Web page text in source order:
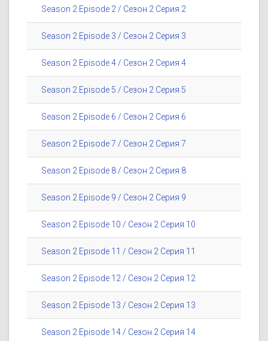
Season 2 Episode 2 / Сезон 2 Серия 2
Season 2 Episode 3 / Сезон 2 Серия 3
Season 2 Episode 4 / Сезон 2 Серия 4
Season 2 Episode 5 / Сезон 2 Серия 5
Season 2 Episode 6 / Сезон 2 Серия 6
Season 2 Episode 7 / Сезон 2 Серия 7
Season 2 Episode 8 / Сезон 2 Серия 8
Season 2 Episode 9 / Сезон 2 Серия 9
Season 2 Episode 10 / Сезон 2 Серия 10
Season 2 Episode 11 / Сезон 2 Серия 11
Season 2 Episode 12 / Сезон 2 Серия 12
Season 2 Episode 13 / Сезон 2 Серия 13
Season 2 Episode 14 / Сезон 2 Серия 14